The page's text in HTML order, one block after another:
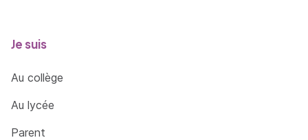
Je suis
Au collège
Au lycée
Parent